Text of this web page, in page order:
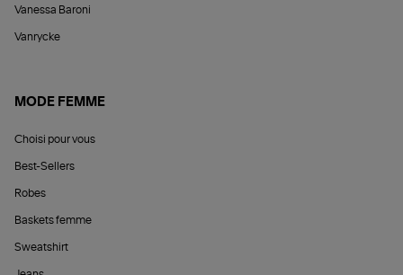
Vanessa Baroni
Vanrycke
MODE FEMME
Choisi pour vous
Best-Sellers
Robes
Baskets femme
Sweatshirt